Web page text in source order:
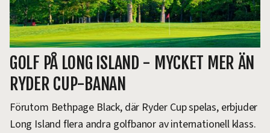
GOLF PÅ LONG ISLAND - MYCKET MER ÄN
RYDER CUP-BANAN
Förutom Bethpage Black, där Ryder Cup spelas, erbjuder
Long Island flera andra golfbanor av internationell klass.